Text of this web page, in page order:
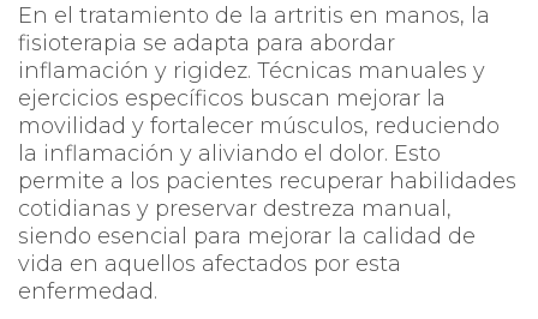
En el tratamiento de la artritis en manos, la
fisioterapia se adapta para abordar
inflamación y rigidez. Técnicas manuales y
ejercicios específicos buscan mejorar la
movilidad y fortalecer músculos, reduciendo
la inflamación y aliviando el dolor. Esto
permite a los pacientes recuperar habilidades
cotidianas y preservar destreza manual,
siendo esencial para mejorar la calidad de
vida en aquellos afectados por esta
enfermedad.